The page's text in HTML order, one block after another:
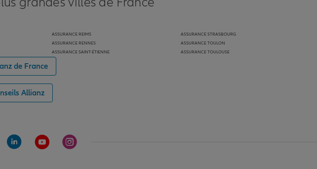
ASSURANCE REIMS
ASSURANCE RENNES
ASSURANCE SAINT-ÉTIENNE
ASSURANCE STRASBOURG
ASSURANCE TOULON
ASSURANCE TOULOUSE
de France
Allianz
Facebook de Allianz
sur la page Twitter de Allianz
Aller sur la page Linkedin de Allianz
Aller sur la page Youtube de Allianz
Aller sur la page Instagram de Allianz